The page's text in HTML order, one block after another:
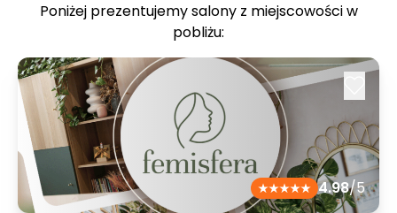
Poniżej prezentujemy salony z miejscowości w
pobliżu:
4.98/5